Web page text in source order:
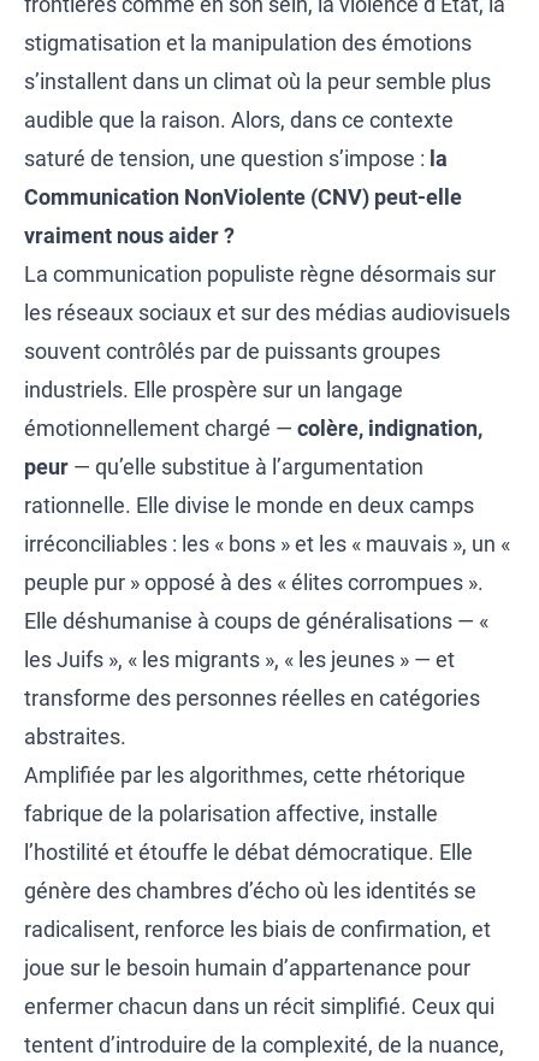
stigmatisation et la manipulation des émotions
s’installent dans un climat où la peur semble plus
audible que la raison. Alors, dans ce contexte
saturé de tension, une question s’impose : la
Communication NonViolente (CNV) peut-elle
vraiment nous aider ?
La communication populiste règne désormais sur
les réseaux sociaux et sur des médias audiovisuels
souvent contrôlés par de puissants groupes
industriels. Elle prospère sur un langage
émotionnellement chargé — colère, indignation,
peur — qu’elle substitue à l’argumentation
rationnelle. Elle divise le monde en deux camps
irréconciliables : les « bons » et les « mauvais », un «
peuple pur » opposé à des « élites corrompues ».
Elle déshumanise à coups de généralisations — «
les Juifs », « les migrants », « les jeunes » — et
transforme des personnes réelles en catégories
abstraites.
Amplifiée par les algorithmes, cette rhétorique
fabrique de la polarisation affective, installe
l’hostilité et étouffe le débat démocratique. Elle
génère des chambres d’écho où les identités se
radicalisent, renforce les biais de confirmation, et
joue sur le besoin humain d’appartenance pour
enfermer chacun dans un récit simplifié. Ceux qui
tentent d’introduire de la complexité, de la nuance,